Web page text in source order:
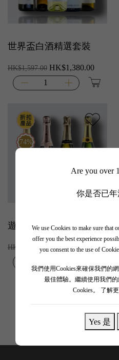
Are you over
你是否已年
We use Cookies to make sure that
offer you the best experience
you consent to the use of
我們使用Cookies來確保我們的
最佳體驗。繼續使用我們
Cookies。
了解
Yes 是
世界盃白酒精選套裝
HK$1,597.00 HK$1,380.00
74%
遊船河Bubble精選套裝
HK$1,558.00 HK$1,160.00
< 1